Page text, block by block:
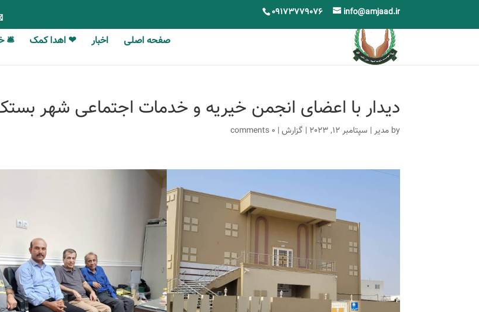
09173779076 info@amjaad.ir
صفحه اصلی اخبار ❤ اهدا کمک 🛎
دیدار با اعضای انجمن خیریه و خدمات اجتماعی شهر
by مدیر| سپتامبر 12, 2023 | گزارش|
0 comments